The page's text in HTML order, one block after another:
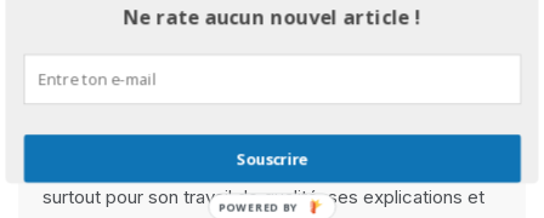
Rebecca B :
» Derya est avant tout une très belle rencontre pour
ses qualités d’empathie et de bienveillance, mais
surtout pour son travail de qualité, ses explications et
Ne rate aucun nouvel article !
Souscrire
POWERED BY